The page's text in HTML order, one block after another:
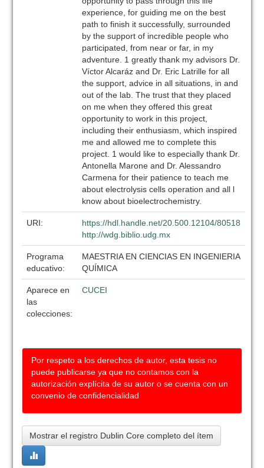
experience, for guiding me on the best
path to finish it successfully, surrounded
by the support of incredible people who
participated, from near or far, in my
adventure. 1 greatly thank my advisors Dr.
Víctor Alcaráz and Dr. Eric Latrille for all
the support, advice in all situations, in and
out of the lab. The trust that they placed
on me when they offered this great
opportunity to work in this project,
including their enthusiasm, which inspired
me and allowed me to complete this
project. 1 would like to especially thank Dr.
Antonella Marone and Dr. Alessandro
Carmena for their patience to teach me
about electrolysis cells operation and all l
know about bioelectrochemistry.
URI:
https://hdl.handle.net/20.500.12104/80518
http://wdg.biblio.udg.mx
Programa
educativo:
MAESTRIA EN CIENCIAS EN INGENIERIA
QUÍMICA
Aparece en
las
colecciones:
CUCEI
Por respeto a los derechos de autor, esta tesis no
puede publicarse ya que no contamos con la
autorización explícita de su autor o se cuenta con un
convenio de confidencialidad
Mostrar el registro Dublin Core completo del ítem